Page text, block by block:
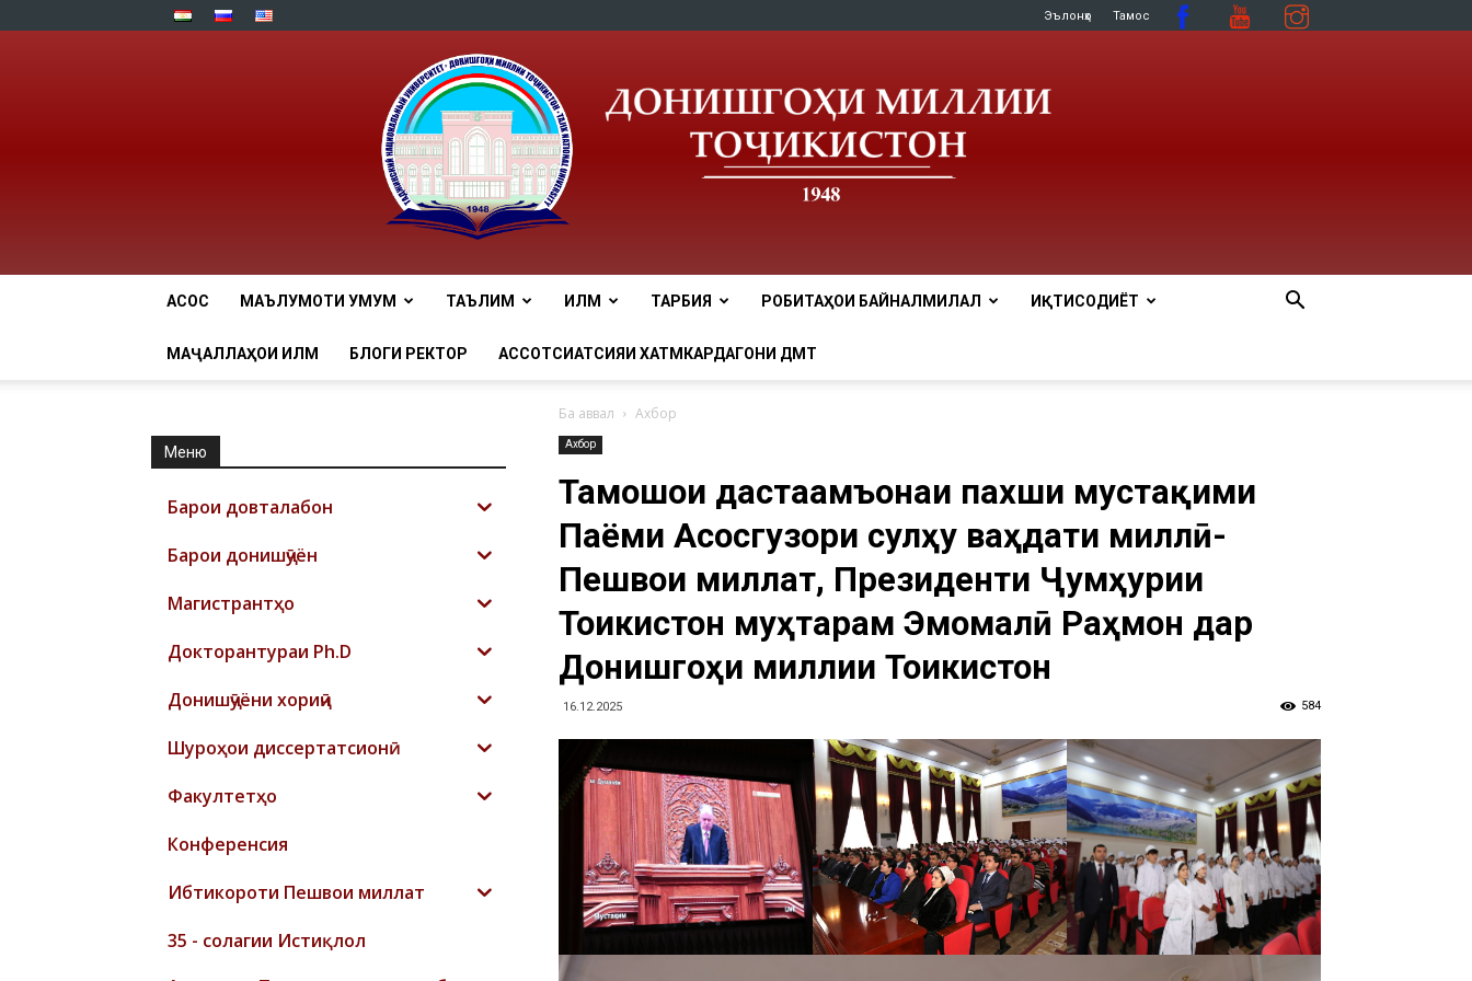
Эълонҳо Тамос
tnu
АСОСӢ МАЪЛУМОТИ УМУМӢ ТАЪЛИМ ИЛМ ТАРБИЯ РОБИТАҲОИ БАЙНАЛМИЛАЛӢ ИҚТИСОДИЁТ
МАҶАЛЛАҲОИ ИЛМӢ БЛОГИ РЕКТОР АССОТСИАТСИЯИ ХАТМКАРДАГОНИ ДМТ
Ба аввал Ахбор
Ахбор
Тамошои дастаҷамъонаи пахши мустақими
Паёми Асосгузори сулҳу ваҳдати миллӣ-
Пешвои миллат, Президенти Ҷумҳурии
Тоҷикистон муҳтарам Эмомалӣ Раҳмон дар
Донишгоҳи миллии Тоҷикистон
16.12.2025 584
Меню
Барои довталабон
Барои донишҷӯён
Магистрантҳо
Докторантураи Ph.D
Донишҷӯёни хориҷӣ
Шyроҳои диссертатсионӣ
Факултетҳо
Конференсия
Ибтикороти Пешвои миллат
35 - солагии Истиқлол